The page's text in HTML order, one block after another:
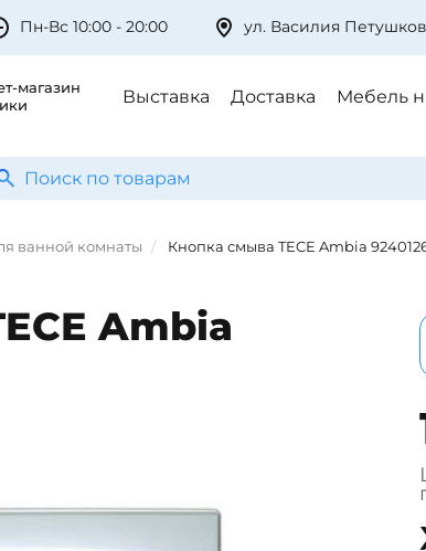
Пн-Вс 10:00 - 20:00 ул. Василия
магазин
Выставка Доставка Мебель
ванной комнаты Кнопка смыва TECE Ambia
Ambia